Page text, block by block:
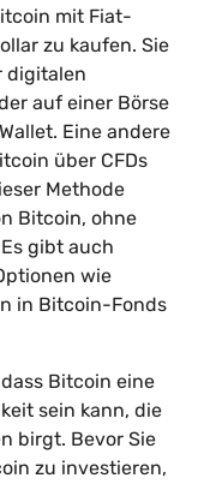
mit Fiat-
zu kaufen. Sie
digitalen
auf einer Börse
Eine andere
über CFDs
Methode
Bitcoin, ohne
gibt auch
wie
in Bitcoin-Fonds
Bitcoin eine
sein kann, die
birgt. Bevor Sie
zu investieren,